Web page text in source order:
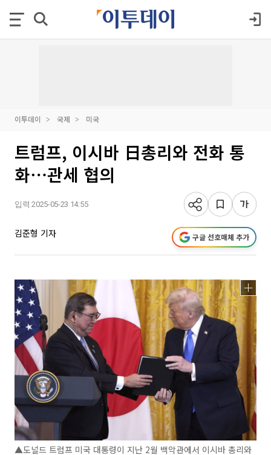
이투데이 국제 미국
트럼프, 이시바 日총리와 전화 통
화⋯관세 협의
입력 2025-05-23 14:55
김준형 기자 구글 선호매체 추가
▲도널드 트럼프 미국 대통령이 지난 2월 백악관에서 이시바 총리와